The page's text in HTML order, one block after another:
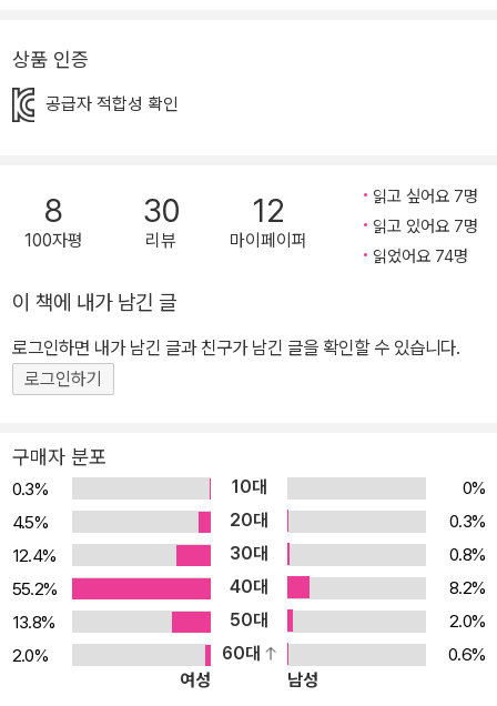
냐》는 놀라운 모험과 따뜻한 우정을 쌓으며 성장해 나가는 소녀 로냐
의 이야기이다. 라이벌 관계인 두 산적 무리 중에서 두목의 딸로 태어
키려고 노력하는 소녀의 이야기를 다채로운 서사와 정갈한 언어로 빚
어 깊은 감동과 용기를 준다. 또한, 글 작가의 세밀한 언어 묘사와 그
림 작가가 수많은 선을 덧대어 표현한 신비로운 숲속의 풍경은 경쟁
사회에 지친 우리에게 순수했던 한 시절로 되돌아가게 하고, 무뎌진
다 폭풍이 휘몰아치던 밤에 태어난 아이, 소녀 로냐는 산적 두목의 딸
답게 호기롭고 모험심이 가득하다. 숲은 사나운 요물들과 로냐가 있
만, 그만큼 로냐의 호기심을 가득 채워 주는 공간이기도 하다. 그러던
어느 날 로냐는 원수지간인 다른 산적 무리 속에서 또래 소년을 발견
한다. 소년이 절벽 밑으로 떨어질 때 로냐는 그를 구해 낸다. 어른들이
만든 갈라진 세계에서 만난 소녀와 소년은 알게 모르게 마음의 거리
를 점점 좁혀 간다. 먼저 용기를 낸 소녀 덕에 말이다. 《산적의 딸 로
냐》는 소심하여 자신의 목소리를 내지 못하는 우리 어린이들에게 겁
내지 않을 용기와 모험심을 키워 준다. 로냐는 말은 이렇게 하면서도
지옥의 낭떠러지에서 비르크를 구해 줄 때 썼던 가죽 밧줄을 풀어서
한쪽 끝을 비르크에게 쥐어 주었다. “잡아! 하지만 밧줄 길이만큼 떨
상품 인증
공급자 적합성 확인
8
100자평
30
리뷰
12
마이페이퍼
읽고 싶어요 7명
읽고 있어요 7명
읽었어요 74명
이 책에 내가 남긴 글
로그인하면 내가 남긴 글과 친구가 남긴 글을 확인할 수 있습니다.
로그인하기
구매자 분포
0.3% 10대
0%
4.5%
20대
0.3%
12.4%
30대
0.8%
55.2%
40대
8.2%
13.8%
50대
2.0%
2.0%
60대
0.6%
여성
남성